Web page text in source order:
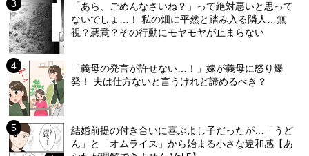
「あら、ごめんなさいね？」って絶対悪いと思って
ないでしょ…！ 私の畑に平然と踏み入る隣人…無
視？悪意？その行動にモヤモヤが止まらない
「義母の発言が許せない…！」嫁が義母に怒り爆
発！ 夫は仕方ないと言うけれど諦めるべき？
結婚前提の付き合いに喜ぶよし子だったが…「うど
ん」と「オムライス」から始まる小さな違和感【あ